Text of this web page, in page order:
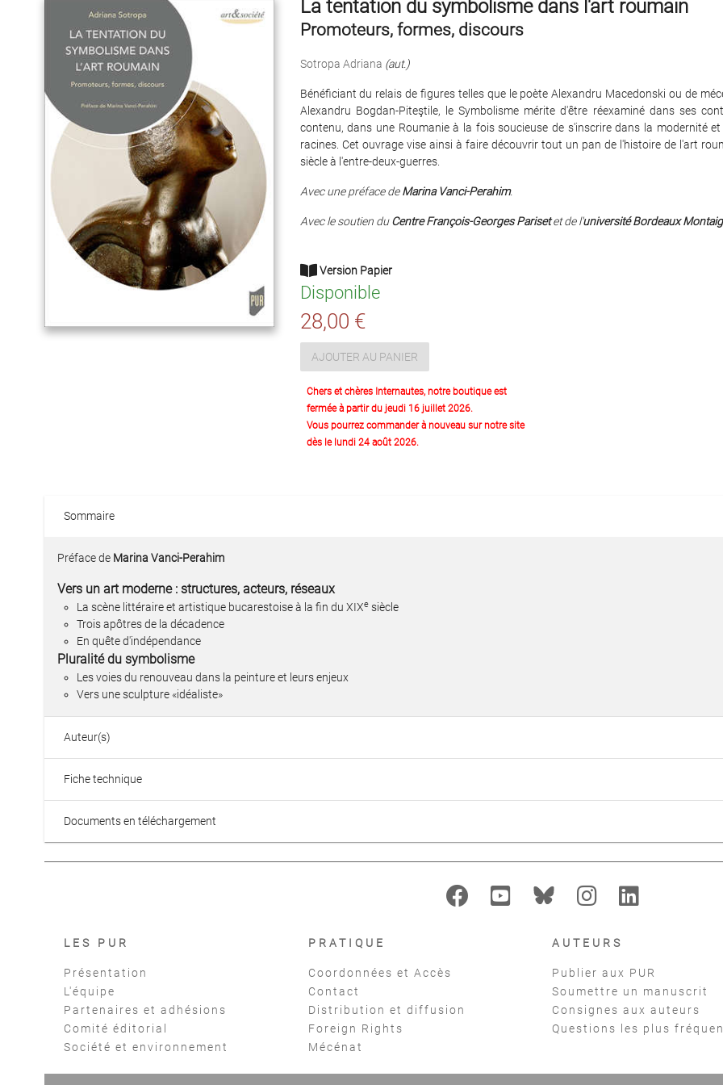
La tentation du symbolisme dans l'art roumain
Promoteurs, formes, discours
Sotropa Adriana (aut.)
Bénéficiant du relais de figures telles que le poète Alexandru Macedonski ou de
Alexandru Bogdan-Piteştile, le Symbolisme mérite d'être réexaminé dans ses
contenu, dans une Roumanie à la fois soucieuse de s'inscrire dans la modernité
racines. Cet ouvrage vise ainsi à faire découvrir tout un pan de l'histoire de l'art
siècle à l'entre-deux-guerres.
Avec une préface deMarina Vanci-Perahim.
Avec le soutien duCentre François-Georges Parisetet de l'université Bordeaux
Version Papier
Disponible
28,00 €
AJOUTER AU PANIER
Chers et chères Internautes, notre boutique est
fermée à partir du jeudi 16 juillet 2026.
Vous pourrez commander à nouveau sur notre site
dès le lundi 24 août 2026.
Sommaire
Préface de Marina Vanci-Perahim
Vers un art moderne : structures, acteurs, réseaux
La scène littéraire et artistique bucarestoise à la fin du XIXe siècle
Trois apôtres de la décadence
En quête d'indépendance
Pluralité du symbolisme
Les voies du renouveau dans la peinture et leurs enjeux
Vers une sculpture «idéaliste»
Auteur(s)
Fiche technique
Documents en téléchargement
LES PUR
Présentation
L'équipe
Partenaires et adhésions
Comité éditorial
Société et environnement
PRATIQUE
Coordonnées et Accès
Contact
Distribution et diffusion
Foreign Rights
Mécénat
AUTEURS
Publier aux PUR
Soumettre un manuscrit
Consignes aux auteurs
Questions les plus